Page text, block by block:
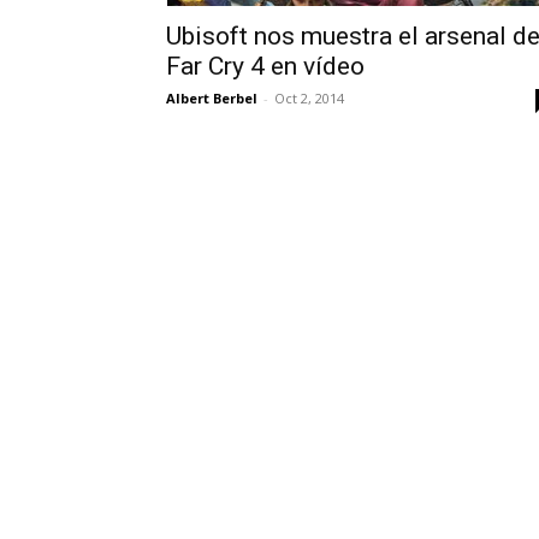
Ubisoft nos muestra el arsenal de
Far Cry 4 en vídeo
Albert Berbel - Oct 2, 2014